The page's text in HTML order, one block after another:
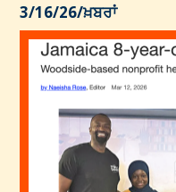
3/16/26/ਖ਼ਬਰਾਂ